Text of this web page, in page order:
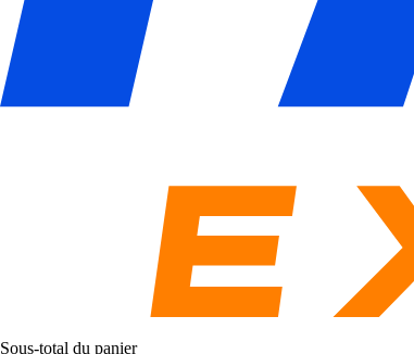
Sous-total du panier